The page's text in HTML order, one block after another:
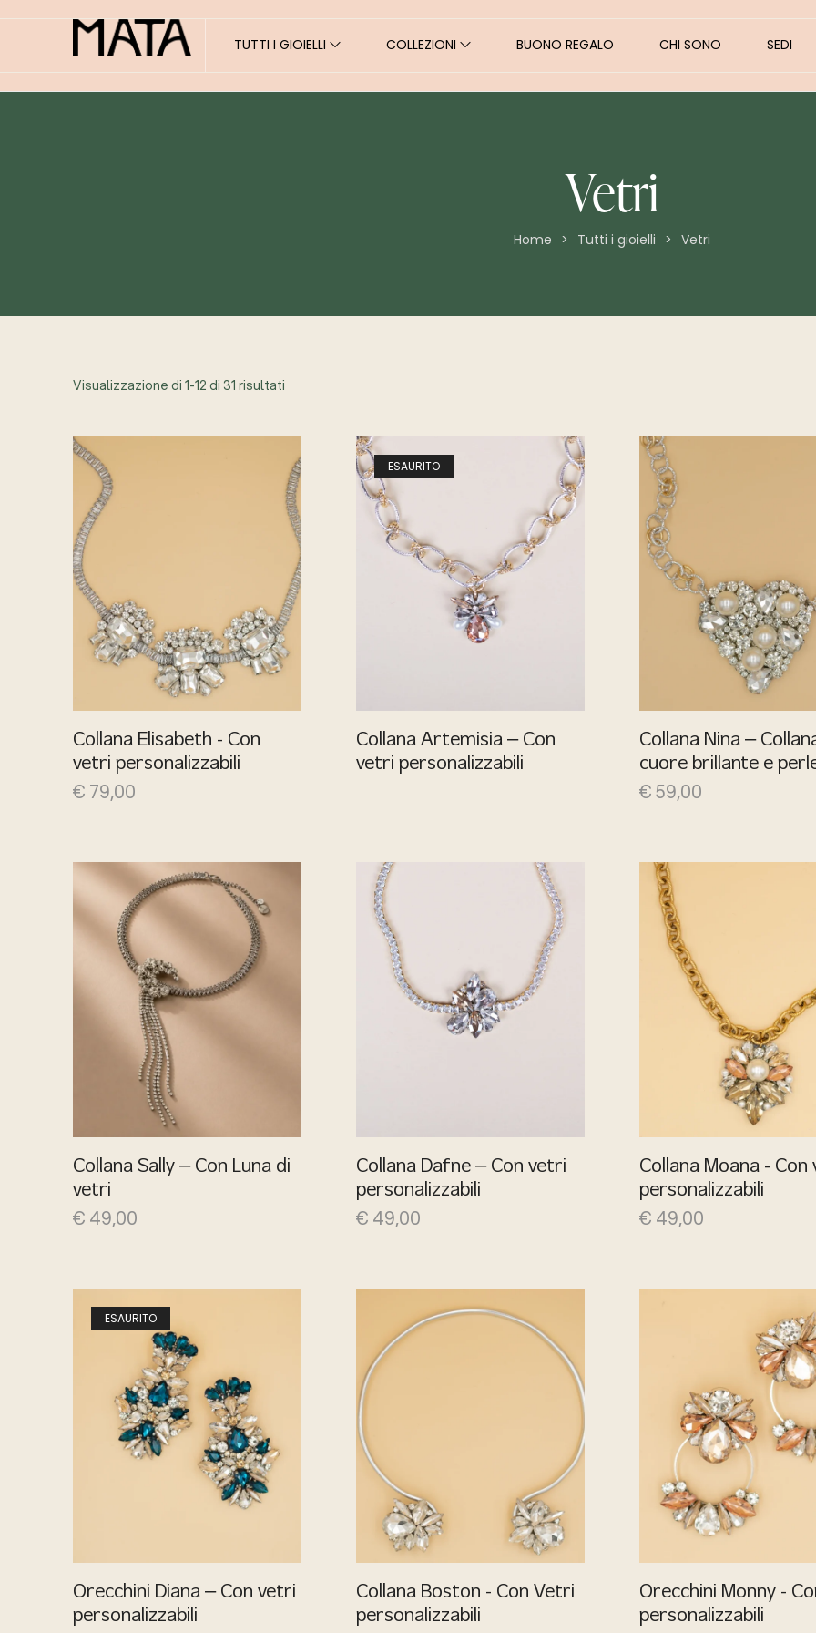
TUTTI I GIOIELLI COLLEZIONI BUONO REGALO CHI SONO SEDI
Vetri
Home > Tutti i gioielli > Vetri
Visualizzazione di 1-12 di 31 risultati
Collana Elisabeth - Con
vetri personalizzabili
€ 79,00
ESAURITO
Collana Artemisia – Con
vetri personalizzabili
Collana Nina –
cuore brillante e
€59,00
Collana Sally – Con Luna di
vetri
€ 49,00
Collana Dafne – Con vetri
personalizzabili
€ 49,00
Collana Moana - Con
personalizzabili
€ 49,00
ESAURITO
Orecchini Diana – Con vetri
personalizzabili
Collana Boston - Con Vetri
personalizzabili
Orecchini Monny -
personalizzabili